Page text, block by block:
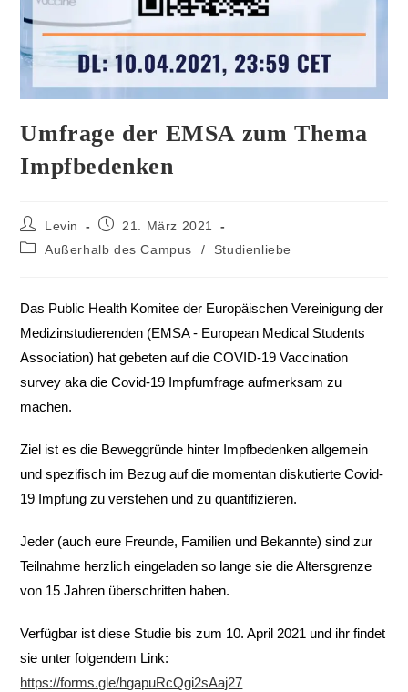
Umfrage der EMSA zum Thema
Impfbedenken
Levin
21. März 2021
Außerhalb des Campus
/ Studienliebe
Das Public Health Komitee der Europäischen Vereinigung der
Medizinstudierenden (EMSA - European Medical Students
Association) hat gebeten auf die COVID-19 Vaccination
survey aka die Covid-19 Impfumfrage aufmerksam zu
machen.
Ziel ist es die Beweggründe hinter Impfbedenken allgemein
und spezifisch im Bezug auf die momentan diskutierte Covid-
19 Impfung zu verstehen und zu quantifizieren.
Jeder (auch eure Freunde, Familien und Bekannte) sind zur
Teilnahme herzlich eingeladen so lange sie die Altersgrenze
von 15 Jahren überschritten haben.
Verfügbar ist diese Studie bis zum 10. April 2021 und ihr findet
sie unter folgendem Link:
https://forms.gle/hgapuRcQgi2sAaj27